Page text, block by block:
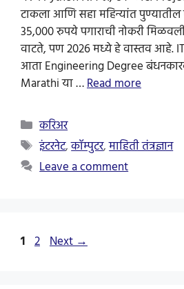
टाकला आणि सहा महिन्यांत
35,000 रुपये पगाराची नोकरी
वाटते, पण 2026 मध्ये हे वास्तव आहे.
आता Engineering Degree
Marathi या …Read more
Categories
करिअर
Tags
इंटरनेट,कॉम्पुटर,माहिती तंत्रज्ञान
Leave a comment
Page
1 Page
2 Next→